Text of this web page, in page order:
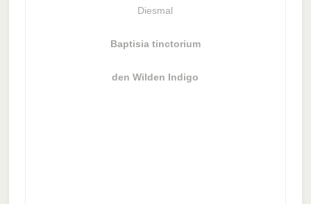
Diesmal
Baptisia tinctorium
den Wilden Indigo